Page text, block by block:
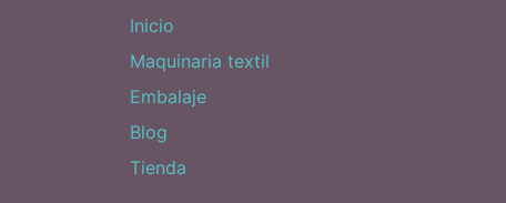
Inicio
Maquinaria textil
Embalaje
Blog
Tienda